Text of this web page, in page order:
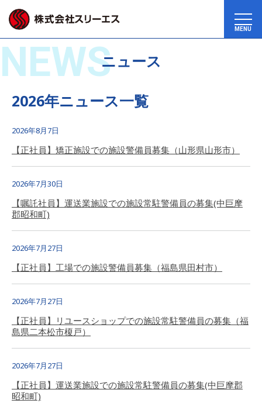
MENU
NEWSニュース
2026年ニュース一覧
2026年8月7日
【正社員】矯正施設での施設警備員募集（山形県山形市）
2026年7月30日
【嘱託社員】運送業施設での施設常駐警備員の募集(中巨摩
郡昭和町)
2026年7月27日
【正社員】工場での施設警備員募集（福島県田村市）
2026年7月27日
【正社員】リユースショップでの施設常駐警備員の募集（福
島県二本松市榎戸）
2026年7月27日
【正社員】運送業施設での施設常駐警備員の募集(中巨摩郡
昭和町)